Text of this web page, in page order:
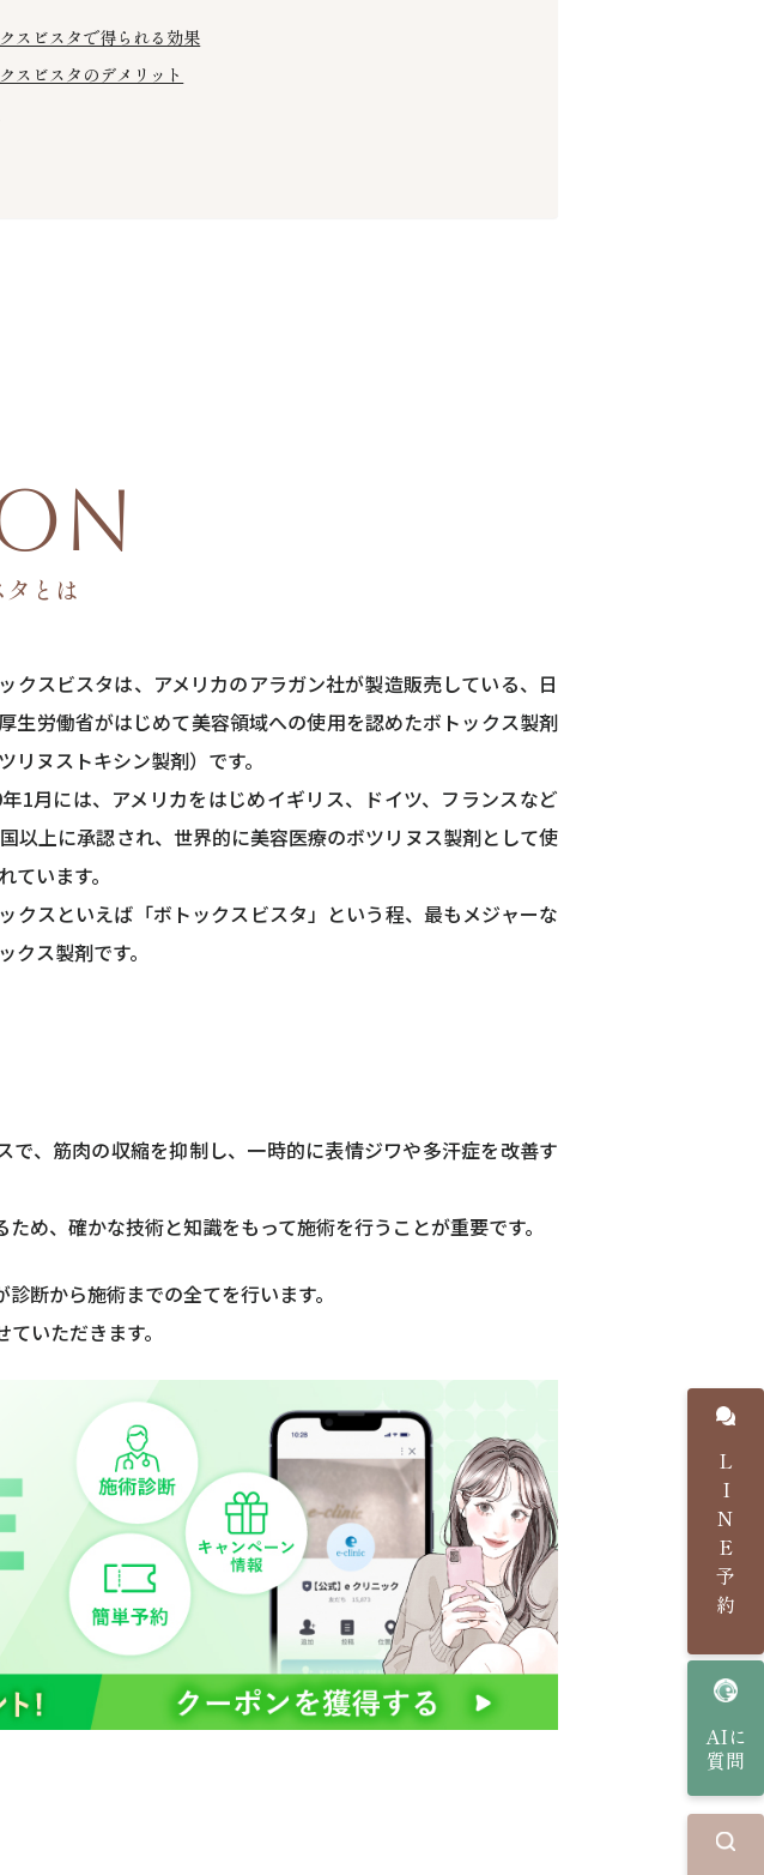
スビスタで得られる効果
スビスタのデメリット
とは
クスビスタは、アメリカのアラガン社が製造販売している、日
生労働省がはじめて美容領域への使用を認めたボトックス製剤
ツリヌストキシン製剤）です。
1月には、アメリカをはじめイギリス、ドイツ、フランスなど
以上に承認され、世界的に美容医療のボツリヌス製剤として使
ています。
クスといえば「ボトックスビスタ」という程、最もメジャーな
クス製剤です。
、筋肉の収縮を抑制し、一時的に表情ジワや多汗症を改善す
め、確かな技術と知識をもって施術を行うことが重要です。
断から施術までの全てを行います。
いただきます。
LINE予約
AIに
質問